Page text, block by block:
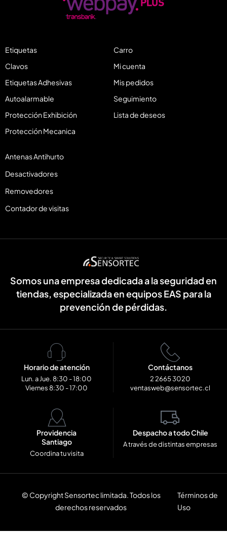
Somos una empresa dedicada a la seguridad en
tiendas, especializada en equipos EAS para la
prevención de pérdidas.
Etiquetas
Clavos
Etiquetas Adhesivas
Autoalarmable
Protección Exhibición
Protección Mecanica
Antenas Antihurto
Desactivadores
Removedores
Contador de visitas
Carro
Mi cuenta
Mis pedidos
Seguimiento
Lista de deseos
Horario de atención
Lun. a Jue. 8:30 - 18:00
Viernes 8:30 - 17:00
Contáctanos
2 2665 3020
ventasweb@sensortec.cl
Providencia
Santiago
Coordina tu visita
Despacho a todo Chile
A través de distintas empresas
© Copyright Sensortec limitada. Todos los
derechos reservados
Términos de
Uso